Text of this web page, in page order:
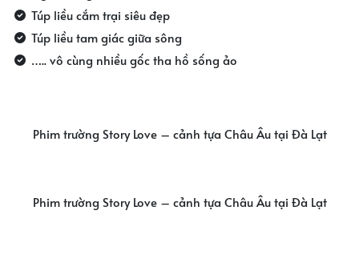
Túp liều cắm trại siêu đẹp
Túp liều tam giác giữa sông
….. vô cùng nhiều gốc tha hồ sống ảo
Phim trường Story Love – cảnh tựa Châu Âu tại Đà Lạt
Phim trường Story Love – cảnh tựa Châu Âu tại Đà Lạt